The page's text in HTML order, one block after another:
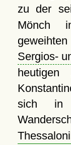
zu der
Mönch
Sergios-
heutigen
sich